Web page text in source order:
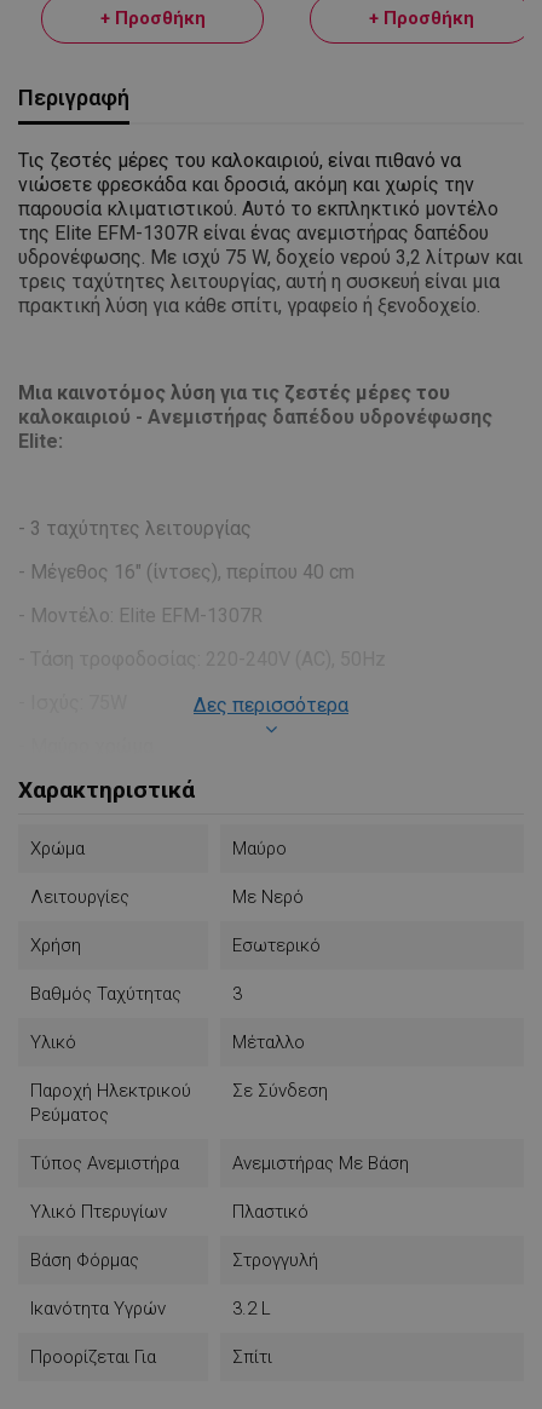
+ Προσθήκη + Προσθήκη
Περιγραφή
Τις ζεστές μέρες του καλοκαιριού, είναι πιθανό να
νιώσετε φρεσκάδα και δροσιά, ακόμη και χωρίς την
παρουσία κλιματιστικού. Αυτό το εκπληκτικό μοντέλο
της Elite EFM-1307R είναι ένας ανεμιστήρας δαπέδου
υδρονέφωσης. Με ισχύ 75 W, δοχείο νερού 3,2 λίτρων και
τρεις ταχύτητες λειτουργίας, αυτή η συσκευή είναι μια
πρακτική λύση για κάθε σπίτι, γραφείο ή ξενοδοχείο.
Μια καινοτόμος λύση για τις ζεστές μέρες του
καλοκαιριού - Aνεμιστήρας δαπέδου υδρονέφωσης
Elite:
- 3 ταχύτητες λειτουργίας
- Μέγεθος 16" (ίντσες), περίπου 40 cm
- Μοντέλο: Elite EFM-1307R
- Δεξαμενή (για νερό): 3,2l
Δες περισσότερα
Χαρακτηριστικά
Χρώμα Μαύρο
Λειτουργίες Με Νερό
Χρήση Εσωτερικό
Βαθμός Ταχύτητας 3
Υλικό Μέταλλο
Παροχή Ηλεκτρικού
Ρεύματος
Σε Σύνδεση
Τύπος Ανεμιστήρα Ανεμιστήρας Με Βάση
Υλικό Πτερυγίων Πλαστικό
Βάση Φόρμας Στρογγυλή
Ικανότητα Υγρών 3.2 L
Προορίζεται Για Σπίτι